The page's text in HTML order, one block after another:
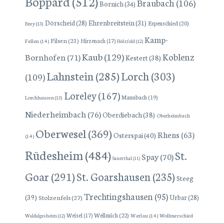
Bornich(34)
Brey(13) Dörscheid(28) Ehrenbreitstein(31) Espenschied (20)
Fellen (14) Filsen(23) Hirzenach (17) Holzfeld(12) Kamp-
Bornhofen (71)Kaub(129)Kestert(38) Koblenz
(109)Lahnstein(285)Lorch(303)
Lorchhausen (13) Loreley(167)Manubach (19)
Niederheimbach (76)Oberdiebach(38) Oberheimbach
(14) Oberwesel(369)Osterspai(40) Rhens (63)
Rüdesheim(484) Sauerthal(11) Spay(70)St.
Goar(291)St. Goarshausen (235) Steeg
(39) Stolzenfels(27) Trechtingshausen (95)Urbar(28)
Waldalgesheim(12) Weisel (17)Wellmich (22) Werlau (14) Wollmerschied